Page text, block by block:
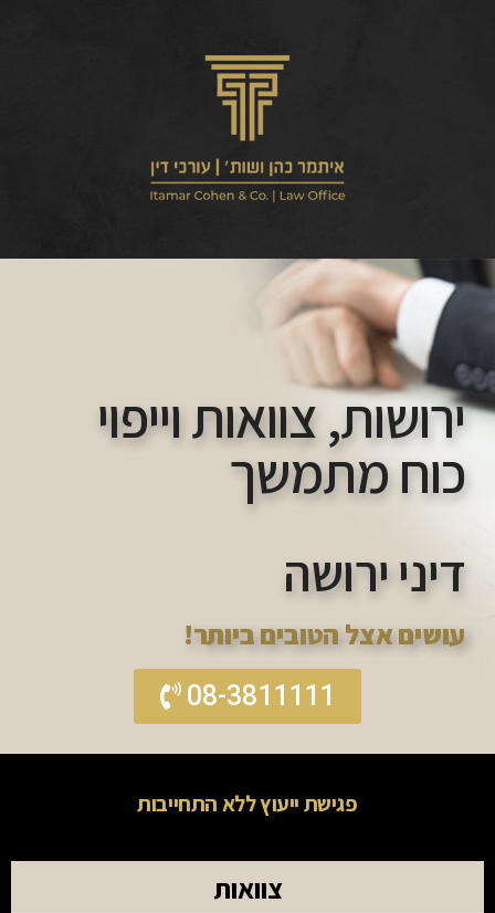
ירושות, צוואות וייפוי
כוח מתמשך
דיני ירושה
עושים אצל הטובים ביותר!
08-3811111
פגישת ייעוץ ללא התחייבות
צוואות